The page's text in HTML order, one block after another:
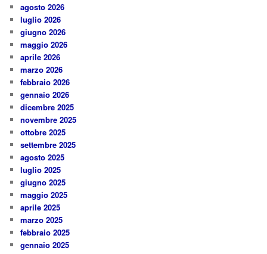
agosto 2026
luglio 2026
giugno 2026
maggio 2026
aprile 2026
marzo 2026
febbraio 2026
gennaio 2026
dicembre 2025
novembre 2025
ottobre 2025
settembre 2025
agosto 2025
luglio 2025
giugno 2025
maggio 2025
aprile 2025
marzo 2025
febbraio 2025
gennaio 2025